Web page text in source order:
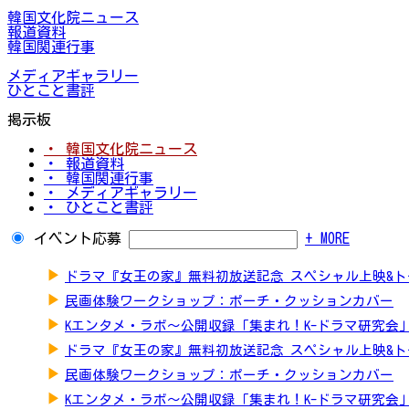
韓国文化院ニュース
報道資料
韓国関連行事
メディアギャラリー
ひとこと書評
掲示板
・ 韓国文化院ニュース
・ 報道資料
・ 韓国関連行事
・ メディアギャラリー
・ ひとこと書評
イベント応募 + MORE
▶ ドラマ『女王の家』無料初放送記念 スペシャル上映&
▶ 民画体験ワークショップ：ポーチ・クッションカバー
▶ Kエンタメ・ラボ～公開収録「集まれ！K-ドラマ研究会」
▶ ドラマ『女王の家』無料初放送記念 スペシャル上映&
▶ 民画体験ワークショップ：ポーチ・クッションカバー
▶ Kエンタメ・ラボ～公開収録「集まれ！K-ドラマ研究会」